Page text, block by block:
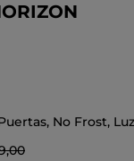
No Frost,